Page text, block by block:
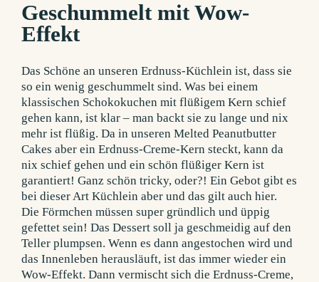
Geschummelt mit Wow-
Effekt
Das Schöne an unseren Erdnuss-Küchlein ist, dass sie
so ein wenig geschummelt sind. Was bei einem
klassischen Schokokuchen mit flüßigem Kern schief
gehen kann, ist klar – man backt sie zu lange und nix
mehr ist flüßig. Da in unseren Melted Peanutbutter
Cakes aber ein Erdnuss-Creme-Kern steckt, kann da
nix schief gehen und ein schön flüßiger Kern ist
garantiert! Ganz schön tricky, oder?! Ein Gebot gibt es
bei dieser Art Küchlein aber und das gilt auch hier.
Die Förmchen müssen super gründlich und üppig
gefettet sein! Das Dessert soll ja geschmeidig auf den
Teller plumpsen. Wenn es dann angestochen wird und
das Innenleben herausläuft, ist das immer wieder ein
Wow-Effekt. Dann vermischt sich die Erdnuss-Creme,